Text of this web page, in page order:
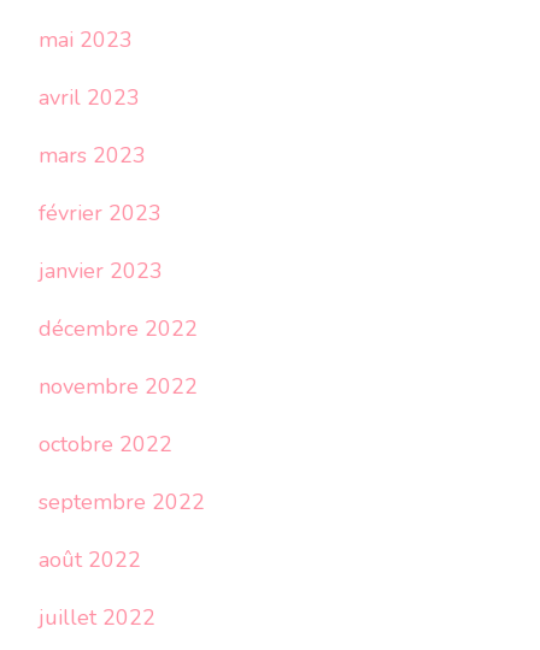
mai 2023
avril 2023
mars 2023
février 2023
janvier 2023
décembre 2022
novembre 2022
octobre 2022
septembre 2022
août 2022
juillet 2022